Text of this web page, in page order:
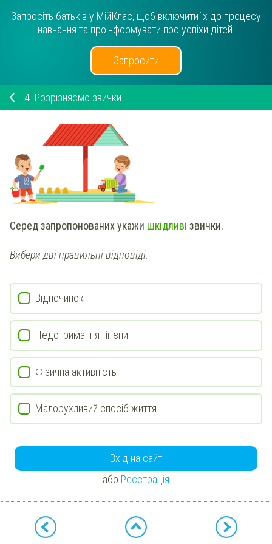
Запросіть батьків у МійКлас, щоб включити їх до процесу
навчання та проінформувати про успіхи дітей.
Запросити
4. Розрізняємо звички
Серед запропонованихукажи шкідливі звички.
Вибери дві правильні відповіді.
Відпочинок
Недотримання гігієни
Фізична активність
Малорухливий спосіб життя
Вхід на сайт
або Реєстрація